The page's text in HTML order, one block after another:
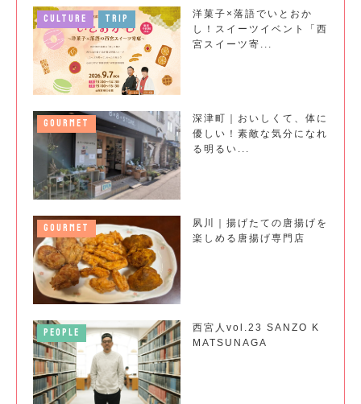
CULTURE TRIP
洋菓子×落語でいとおか
し！スイーツイベント「西
宮スイーツ寄...
GOURMET
深津町｜おいしくて、体に
優しい！素敵な気分になれ
る明るい...
GOURMET
夙川｜揚げたての唐揚げを
楽しめる唐揚げ専門店
PEOPLE
西宮人vol.23 SANZO K
MATSUNAGA